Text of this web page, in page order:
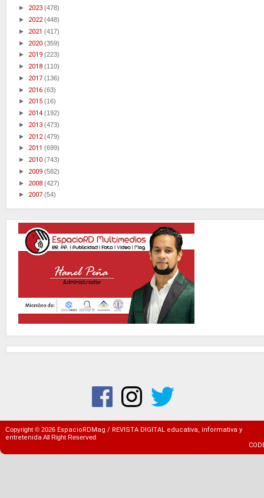
► 2023 (478)
► 2022(448)
► 2021 (417)
► 2020 (359)
► 2019 (223)
► 2018 (110)
► 2017 (136)
► 2016 (63)
► 2015 (16)
► 2014 (192)
► 2013 (473)
► 2012(479)
► 2011 (699)
► 2010 (743)
► 2009 (582)
► 2008 (427)
► 2007 (54)
Copyright © 2026 EspacioRDMag / REVISTA DIGITAL educativa, informativa y
entretenidaAll Right Reserved